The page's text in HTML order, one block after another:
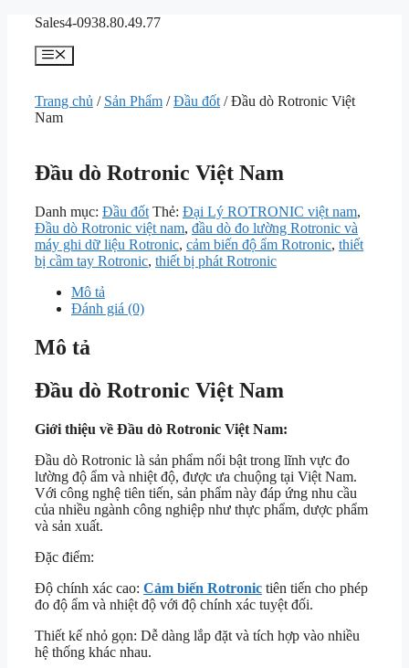
Chuyển
dung
Sales4-0938.80.49.77
Menu
Trang chủ / Sản Phẩm /Đầu đốt / Đầu dò Rotronic Việt
Nam
Đầu dò Rotronic Việt Nam
Danh mục: Đầu đốt Thẻ: Đại Lý ROTRONIC việt nam,
Đầu dò Rotronic việt nam, đầu dò đo lường Rotronic và
máy ghi dữ liệu Rotronic, cảm biến độ ẩm Rotronic, thiết
bị cầm tay Rotronic, thiết bị phát Rotronic
Mô tả
Đánh giá (0)
Mô tả
Đầu dò Rotronic Việt Nam
Giới thiệu về Đầu dò Rotronic Việt Nam:
Đầu dò Rotronic là sản phẩm nổi bật trong lĩnh vực đo
lường độ ẩm và nhiệt độ, được ưa chuộng tại Việt Nam.
Với công nghệ tiên tiến, sản phẩm này đáp ứng nhu cầu
của nhiều ngành công nghiệp như thực phẩm, dược phẩm
và sản xuất.
Đặc điểm:
Độ chính xác cao: Cảm biến Rotronic tiên tiến cho phép
đo độ ẩm và nhiệt độ với độ chính xác tuyệt đối.
Thiết kế nhỏ gọn: Dễ dàng lắp đặt và tích hợp vào nhiều
hệ thống khác nhau.